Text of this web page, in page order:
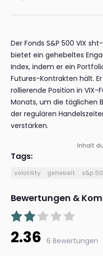
Der Fonds S&P 500 VIX
bietet ein gehebeltes
Index, indem er ein
Futures-Kontrakten hält.
rollierende Position in
Monats, um die täglichen
der regulären
verstärken.
Inhalt
Tags:
volatility gehebelt s&p
Bewertungen &
2.36 6 Bewertungen